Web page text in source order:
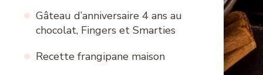
Gâteau d’anniversaire 4 ans au
chocolat, Fingers et Smarties
Recette frangipane maison